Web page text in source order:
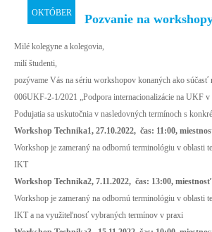
História katedry
Fotogaléria
PRE ŠTUDENTOV
Harmonogram akadem. roka
Učebne a laboratória
Ukončenie štúdia
ŠTÚDIUM
OKTÓBER Pozvanie na
Milé kolegyne a kolegovia,
milí študenti,
pozývame Vás na sériu workshopov konaných ako súčasť
006UKF-2-1/2021 „Podpora internacionalizácie na UKF v
Podujatia sa uskutočnia v nasledovných termínoch s
Workshop Technika1, 27.10.2022, čas: 11:00,
Workshop je zameraný na odbornú terminológiu v oblasti
IKT
Workshop Technika2, 7.11.2022, čas: 13:00,
Workshop je zameraný na odbornú terminológiu v oblasti
IKT a na využiteľnosť vybraných termínov v praxi